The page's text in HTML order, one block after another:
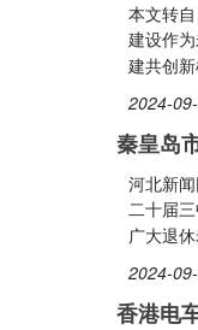
本文转
建设作
建共创
2024-
秦皇岛
河北新
二十届
广大退
2024-
香港电